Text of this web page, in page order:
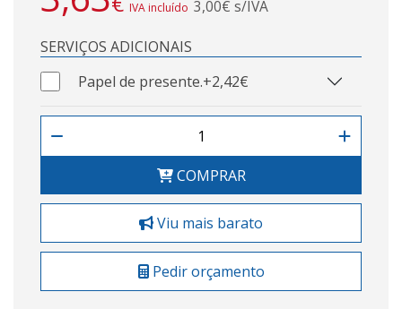
IVA incluído 3,00€ s/IVA
SERVIÇOS ADICIONAIS
Papel de presente.+2,42€
COMPRAR
Viu mais barato
Pedir orçamento